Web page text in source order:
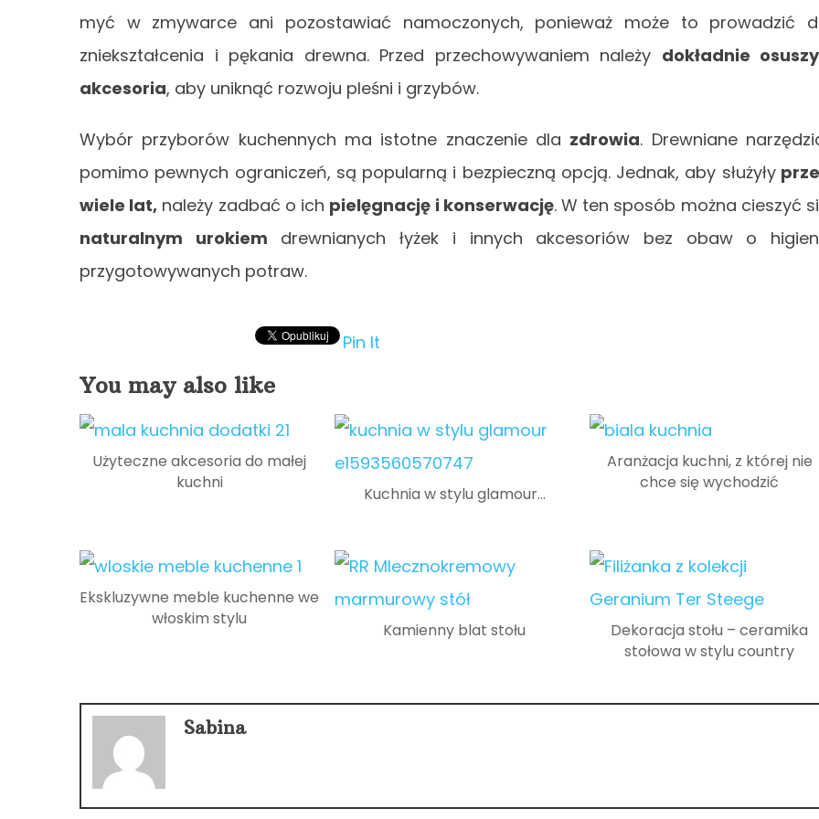
myć w zmywarce ani pozostawiać namoczonych, ponieważ może to prowadzić
zniekształcenia i pękania drewna. Przed przechowywaniem należy dokładnie
akcesoria, aby uniknąć rozwoju pleśni i grzybów.
Wybór przyborów kuchennych ma istotne znaczenie dla zdrowia. Drewniane
pomimo pewnych ograniczeń, są popularną i bezpieczną opcją. Jednak, aby służyły
wiele lat, należy zadbać o ich pielęgnację i konserwację. W ten sposób można cieszyć
naturalnym urokiem drewnianych łyżek i innych akcesoriów bez obaw o
przygotowywanych potraw.
Pin It
You may also like
Użyteczne akcesoria do małej
kuchni
Kuchnia w stylu glamour…
Aranżacja kuchni, z której nie
chce się wychodzić
Ekskluzywne meble kuchenne we
włoskim stylu
Kamienny blat stołu
Dekoracja stołu – ceramika
stołowa w stylu country
Sabina